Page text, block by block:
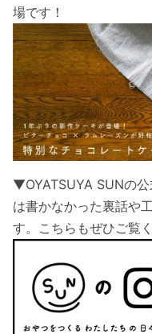
場です！
▼OYATSUYA SUNの
は書かなかった裏話や
す。こちらもぜひご覧